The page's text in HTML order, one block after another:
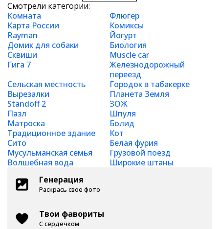
Смотрели категории:
Комната
Флюгер
Карта России
Комиксы
Rayman
Йогурт
Домик для собаки
Биология
Сквиши
Muscle car
Гига 7
Железнодорожный
переезд
Сельская местность
Городок в табакерке
Вырезалки
Планета Земля
Standoff 2
ЗОЖ
Пазл
Шпуля
Матроска
Болид
Традиционное здание
Кот
Сито
Белая фурия
Мусульманская семья
Грузовой поезд
Волшебная вода
Широкие штаны
Генерация
Раскрась свое фото
Твои фавориты
С сердечком